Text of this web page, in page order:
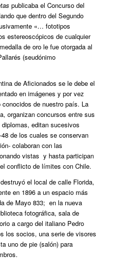
publicaba el Concurso del
que dentro del Segundo
«… fototipos
estereoscópicos de cualquier
de oro le fue otorgada al
(seudónimo
de Aficionados se le debe el
en imágenes y por vez
de nuestro país. La
organizan concursos entre sus
editan sucesivos
de los cuales se conservan
colaboran con las
vistas y hasta participan
conflicto de límites con Chile.
el local de calle Florida,
en 1896 a un espacio más
de Mayo 833; en la nueva
fotográfica, sala de
a cargo del italiano Pedro
los socios, una serie de visores
uno de pie (salón) para